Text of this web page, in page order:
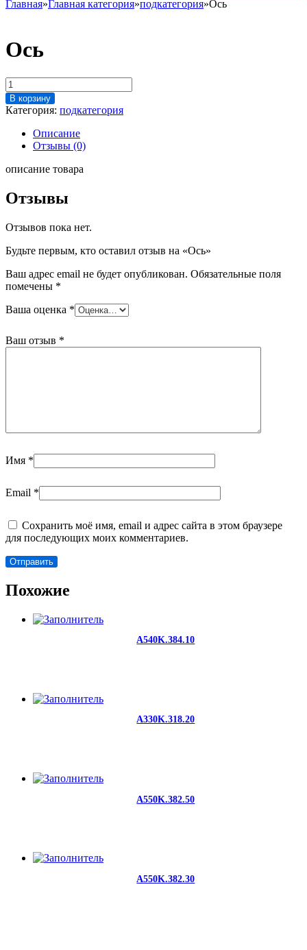
Главная»Главная категория»подкатегория»Ось
Ось
Количество
товара
Ось
В корзину
Категория: подкатегория
Описание
Отзывы (0)
описание товара
Отзывы
Отзывов пока нет.
Будьте первым, кто оставил отзыв на «Ось»
Ваш адрес email не будет опубликован. Обязательные поля
помечены *
Ваша оценка *
Ваш отзыв *
Имя *
Email *
Сохранить моё имя, email и адрес сайта в этом браузере
для последующих моих комментариев.
Похожие
A540K.384.10
A330K.318.20
A550K.382.50
A550K.382.30